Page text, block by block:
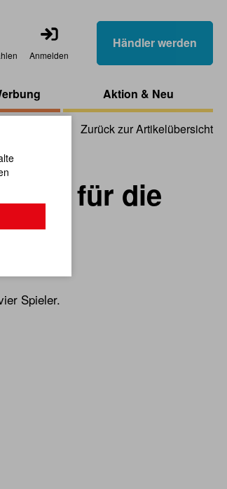
Anmelden
Händler werden
Aktion & Neu
Zurück zur Artikelübersicht
für die
Spieler.